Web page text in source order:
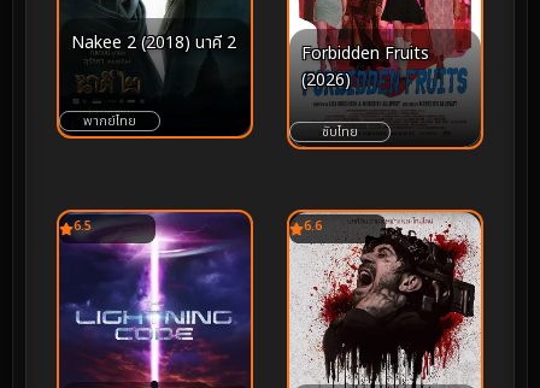
Nakee 2 (2018) นาคี 2
พากย์ไทย
Forbidden Fruits
(2026)
ซับไทย
6.5 6.6